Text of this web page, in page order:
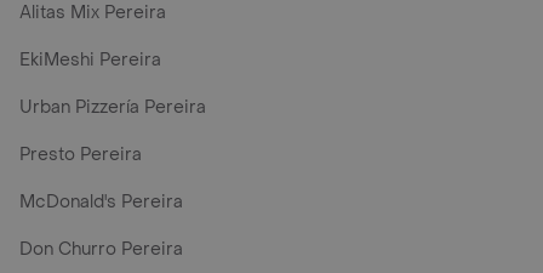
Alitas Mix Pereira
EkiMeshi Pereira
Urban Pizzería Pereira
Presto Pereira
McDonald's Pereira
Don Churro Pereira